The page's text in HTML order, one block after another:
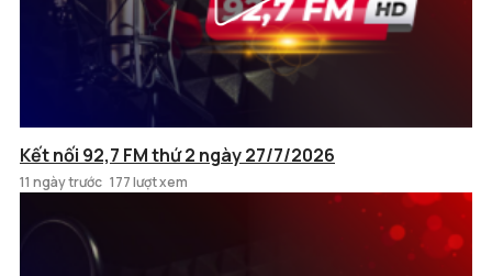
Kết nối 92,7 FM thứ 2 ngày 27/7/2026
11 ngày trước 177 lượt xem